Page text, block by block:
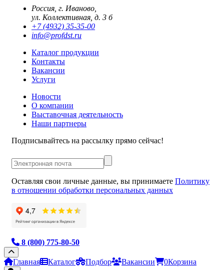
Россия, г. Иваново,
ул. Коллективная, д. 3 б
+7 (4932) 35-35-00
info@profdst.ru
Каталог продукции
Контакты
Вакансии
Услуги
Новости
О компании
Выставочная деятельность
Наши партнеры
Подписывайтесь на рассылку прямо сейчас!
Оставляя свои личные данные, вы принимаете Политику
в отношении обработки персональных данных
8 (800) 775-80-50
Главная Каталог Подбор Вакансии 0Корзина